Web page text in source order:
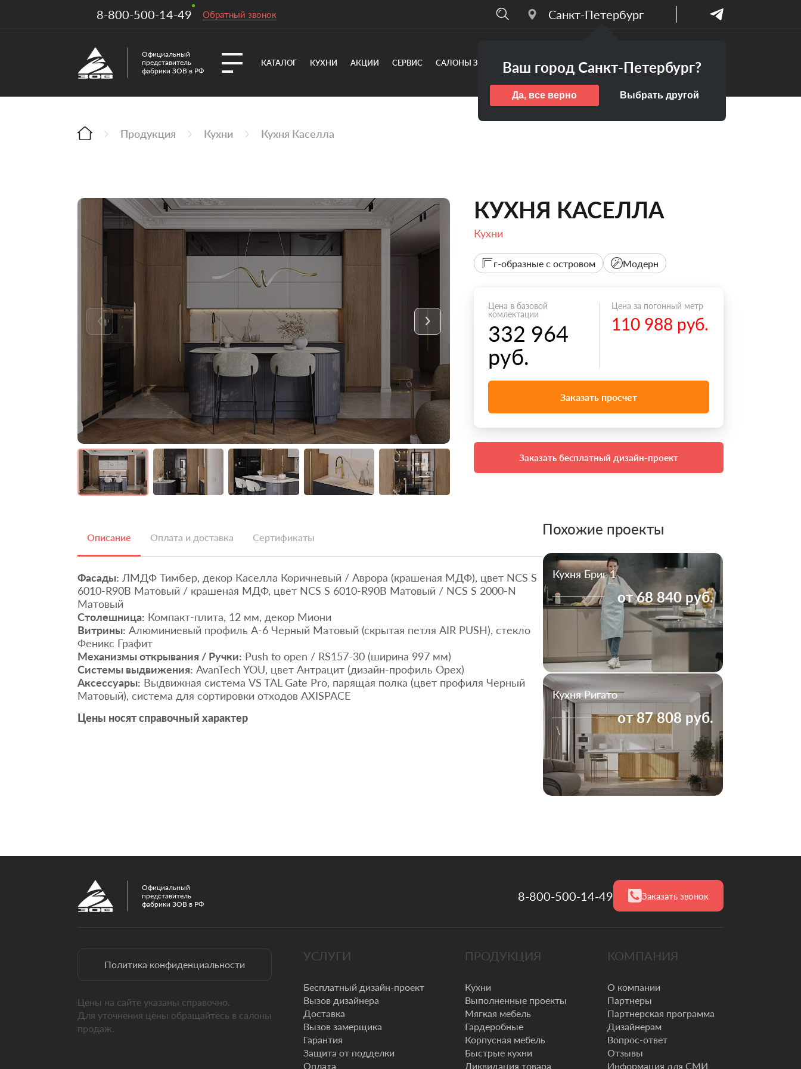
8-800-500-14-49 Обратный звонок Санкт-Петербург
Ваш город Санкт-Петербург?
Да, все верно Выбрать другой
Официальный
представитель
фабрики ЗОВ в РФ
КАТАЛОГ КУХНИ АКЦИИ СЕРВИС САЛОНЫ ЗОВ О КОМПАНИИ
дизайн-проект
Продукция Кухни Кухня Каселла
КУХНЯ КАСЕЛЛА
Кухни
г-образные с островом Модерн
Цена в базовой
комлектации
332 964
руб.
Цена за погонный метр
110 988 руб.
Заказать просчет
Заказать бесплатный дизайн-проект
Описание Оплата и доставка Сертификаты
Фасады: ЛМДФ Тимбер, декор Каселла Коричневый / Аврора (крашеная МДФ), цвет NCS S
6010-R90B Матовый / крашеная МДФ, цвет NCS S 6010-R90B Матовый / NCS S 2000-N
Матовый
Столешница: Компакт-плита, 12 мм, декор Миони
Витрины: Алюминиевый профиль А-6 Черный Матовый (скрытая петля AIR PUSH), стекло
Феникс Графит
Механизмы открывания / Ручки: Push to open / RS157-30 (ширина 997 мм)
Системы выдвижения: AvanTech YOU, цвет Антрацит (дизайн-профиль Орех)
Аксессуары: Выдвижная система VS TAL Gate Pro, парящая полка (цвет профиля Черный
Матовый), система для сортировки отходов AXISPACE
Цены носят справочный характер
Похожие проекты
Кухня Бриг 1
от 68 840 руб.
Кухня Ригато
от 87 808 руб.
Официальный
представитель
фабрики ЗОВ в РФ
8-800-500-14-49 Заказать звонок
Политика конфиденциальности
Цены на сайте указаны справочно.
Для уточнения цены обращайтесь в салоны
продаж.
УСЛУГИ
Бесплатный дизайн-проект
Вызов дизайнера
Доставка
Вызов замерщика
Гарантия
Защита от подделки
Оплата
ПРОДУКЦИЯ
Кухни
Выполненные проекты
Мягкая мебель
Гардеробные
Корпусная мебель
Быстрые кухни
Ликвидация товара
КОМПАНИЯ
О компании
Партнеры
Партнерская программа
Дизайнерам
Вопрос-ответ
Отзывы
Информация для СМИ